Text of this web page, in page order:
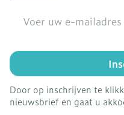
Door op inschrijven te
nieuwsbrief en gaat u